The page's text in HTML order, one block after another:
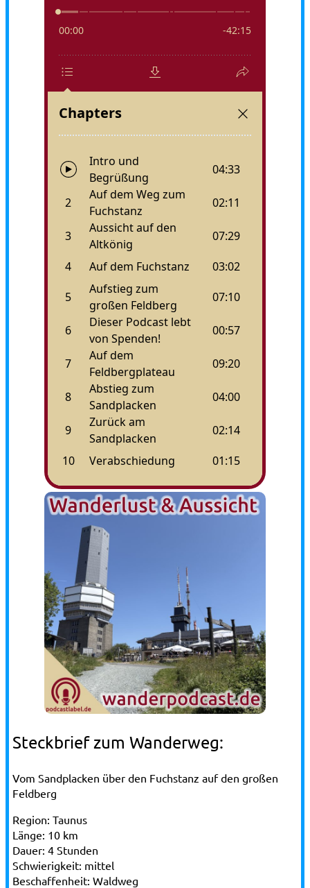
Steckbrief zum Wanderweg:
Vom Sandplacken über den Fuchstanz auf den großen
Feldberg
Region: Taunus
Länge: 10 km
Dauer: 4 Stunden
Schwierigkeit: mittel
Beschaffenheit: Waldweg